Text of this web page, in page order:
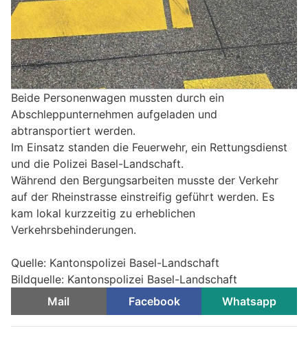
Beide Personenwagen mussten durch ein
Abschleppunternehmen aufgeladen und
abtransportiert werden.
Im Einsatz standen die Feuerwehr, ein Rettungsdienst
und die Polizei Basel-Landschaft.
Während den Bergungsarbeiten musste der Verkehr
auf der Rheinstrasse einstreifig geführt werden. Es
kam lokal kurzzeitig zu erheblichen
Verkehrsbehinderungen.
Quelle: Kantonspolizei Basel-Landschaft
Bildquelle: Kantonspolizei Basel-Landschaft
Mail
Facebook Whatsapp